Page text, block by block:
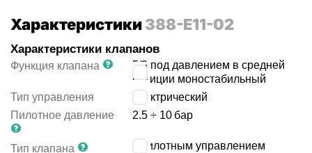
Характеристики388-E11-02
Характеристики клапанов
Функция клапана
5/3 под давлением в средней
позиции моностабильный
Тип управления
электрический
Пилотное давление
2.5 ÷ 10 бар
Тип клапана
с пилотным управлением